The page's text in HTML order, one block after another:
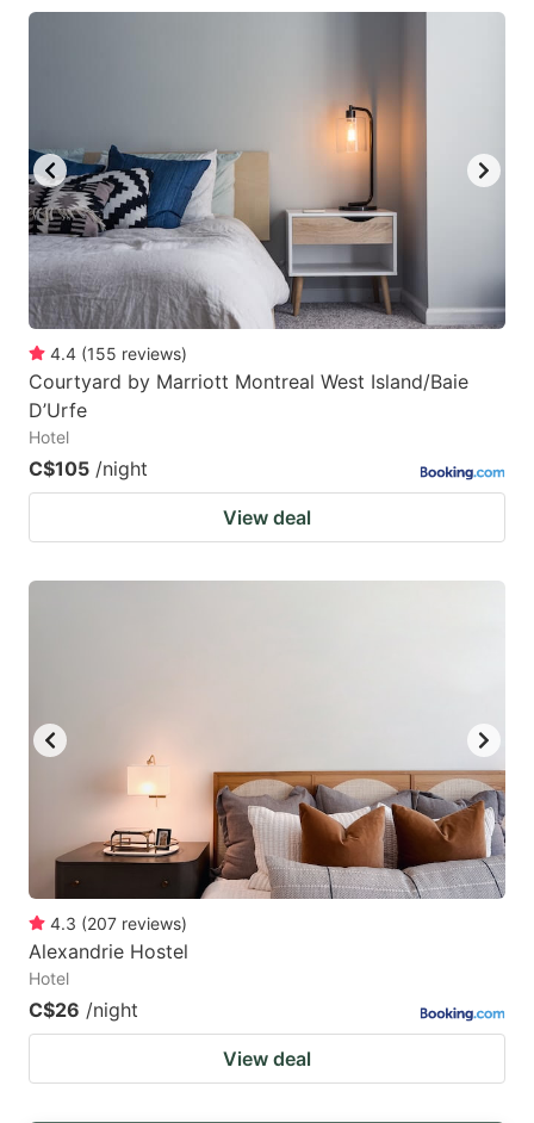
4.4 (155 reviews)
Courtyard by Marriott Montreal West Island/Baie
D’Urfe
Hotel
C$105 /night
View deal
4.3 (207 reviews)
Alexandrie Hostel
Hotel
C$26 /night
View deal